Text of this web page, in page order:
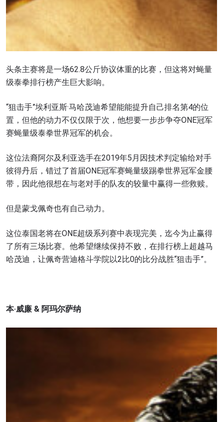
头条主赛将是一场62.8公斤协议体重的比赛，但这将对蝇量
级泰拳排行榜产生巨大影响。
“狙击手”埃利亚斯·马哈茂迪希望能能提升自己排名第4的位
置，但他的动力不仅仅限于次，他想要一步步争夺ONE冠军
赛蝇量级泰拳世界冠军的机会。
这位法裔阿尔及利亚选手在2019年5月因技术判定输给对手
彼得丹后，错过了首届ONE冠军赛蝇量级踢拳世界冠军金腰
带，因此他很想在与老对手的队友的较量中赢得一些救赎。
但是蒙戈佩奇也有自己动力。
这位泰国老将在ONE超级系列赛中表现完美，迄今为止赢得
了所有三场比赛。他希望继续保持不败，在排行榜上超越马
哈茂迪，让佩奇营迪格斗学院以2比0的比分战胜“狙击手”。
本·威廉 & 阿玛尔萨纳